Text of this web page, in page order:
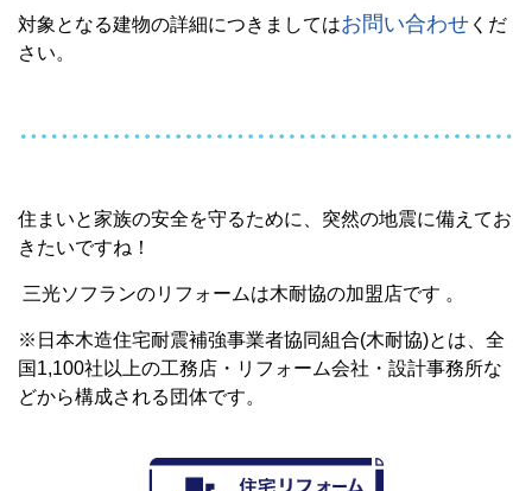
対象となる建物の詳細につきましてはお問い合わせ くだ
さい。
住まいと家族の安全を守るために、突然の地震に備えてお
きたいですね！
三光ソフランのリフォームは木耐協の加盟店です 。
※日本木造住宅耐震補強事業者協同組合(木耐協)とは、全
国1,100社以上の工務店・リフォーム会社・設計事務所な
どから構成される団体です。